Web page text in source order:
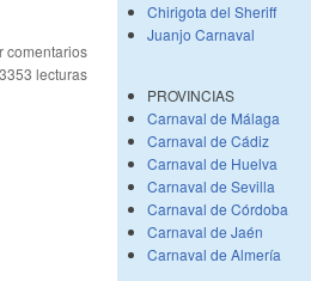
comentarios
3353 lecturas
Chirigota del Sheriff
Juanjo Carnaval
PROVINCIAS
Carnaval de Málaga
Carnaval de Cádiz
Carnaval de Huelva
Carnaval de Sevilla
Carnaval de Córdoba
Carnaval de Jaén
Carnaval de Almería